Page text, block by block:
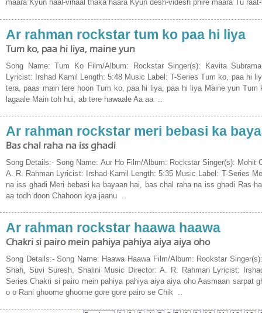
maara Kyun haal-vihaal thaka haara Kyun desh-videsh phire maara Tu
Ar rahman rockstar tum ko paa hi liya
Tum ko, paa hi liya, maine yun
Song Name: Tum Ko Film/Album: Rockstar Singer(s): Kavita
Lyricist: Irshad Kamil Length: 5:48 Music Label: T-Series Tum ko, paa hi
tera, paas main tere hoon Tum ko, paa hi liya, paa hi liya Maine yun Tum
lagaale Main toh hui, ab tere hawaale Aa aa ..
Ar rahman rockstar meri bebasi ka
Bas chal raha na iss ghadi
Song Details:- Song Name: Aur Ho Film/Album: Rockstar Singer(s): Mohit
A. R. Rahman Lyricist: Irshad Kamil Length: 5:35 Music Label: T-Series
na iss ghadi Meri bebasi ka bayaan hai, bas chal raha na iss ghadi Ras
aa todh doon Chahoon kya jaanu ..
Ar rahman rockstar haawa haawa
Chakri si pairo mein pahiya pahiya aiya aiya oho
Song Details:- Song Name: Haawa Haawa Film/Album: Rockstar
Shah, Suvi Suresh, Shalini Music Director: A. R. Rahman Lyricist:
Series Chakri si pairo mein pahiya pahiya aiya aiya oho Aasmaan sarpat
o o Rani ghoome ghoome gore gore pairo se Chik ..